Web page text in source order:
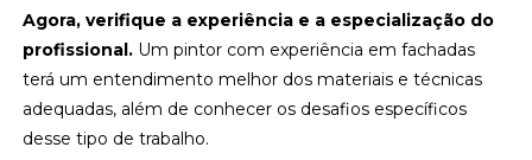
Agora, verifique a experiência e a especialização do
profissional. Um pintor com experiência em fachadas
terá um entendimento melhor dos materiais e técnicas
adequadas, além de conhecer os desafios específicos
desse tipo de trabalho.